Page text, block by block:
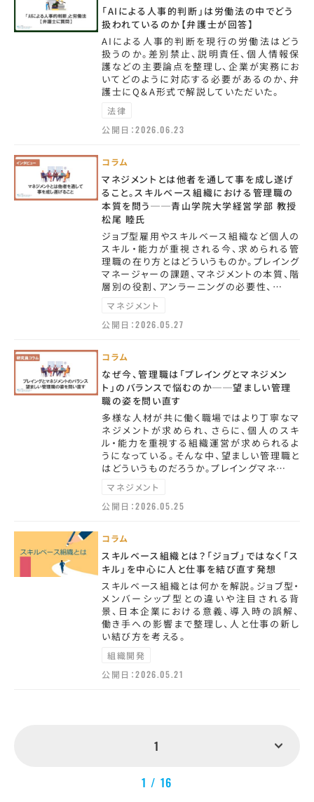
「AIによる人事的判断」は労働法の中でどう
扱われているのか【弁護士が回答】
AIによる人事的判断を現行の労働法はどう
扱うのか。差別禁止、説明責任、個人情報保
護などの主要論点を整理し、企業が実務にお
いてどのように対応する必要があるのか、弁
護士にQ＆A形式で解説していただいた。
法律
公開日：2026.06.23
コラム
マネジメントとは他者を通して事を成し遂げ
ること。スキルベース組織における管理職の
本質を問う──青山学院大学経営学部 教授
松尾 睦氏
ジョブ型雇用やスキルベース組織など個人の
スキル・能力が重視される今、求められる管
理職の在り方とはどういうものか。プレイング
マネージャーの課題、マネジメントの本質、階
層別の役割、アンラーニングの必要性、…
マネジメント
公開日：2026.05.27
コラム
なぜ今、管理職は「プレイングとマネジメン
ト」のバランスで悩むのか──望ましい管理
職の姿を問い直す
多様な人材が共に働く職場ではより丁寧なマ
ネジメントが求められ、さらに、個人のスキ
ル・能力を重視する組織運営が求められるよ
うになっている。そんな中、望ましい管理職と
はどういうものだろうか。プレイングマネ…
マネジメント
公開日：2026.05.25
コラム
スキルベース組織とは？「ジョブ」ではなく「ス
キル」を中心に人と仕事を結び直す発想
スキルベース組織とは何かを解説。ジョブ型・
メンバーシップ型との違いや注目される背
景、日本企業における意義、導入時の誤解、
働き手への影響まで整理し、人と仕事の新し
い結び方を考える。
組織開発
公開日：2026.05.21
1
1 / 16